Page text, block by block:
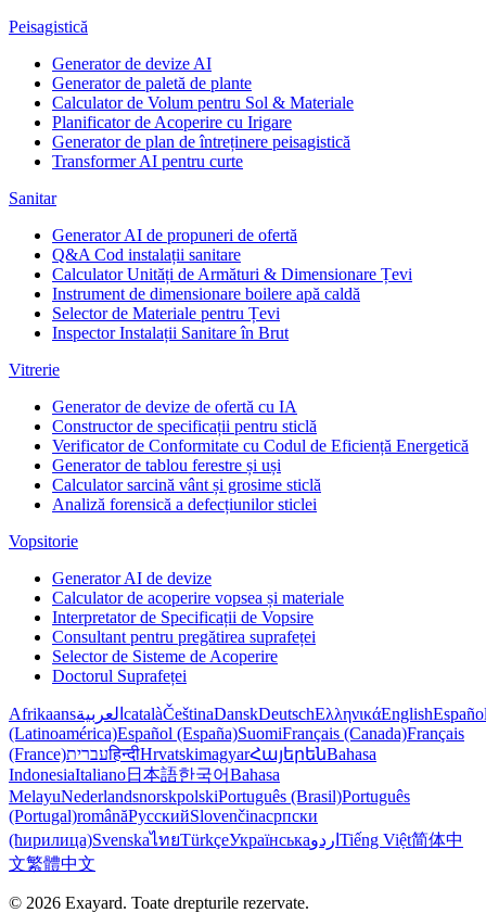
Peisagistică
Generator de devize AI
Generator de paletă de plante
Calculator de Volum pentru Sol & Materiale
Planificator de Acoperire cu Irigare
Generator de plan de întreținere peisagistică
Transformer AI pentru curte
Sanitar
Generator AI de propuneri de ofertă
Q&A Cod instalații sanitare
Calculator Unități de Armături & Dimensionare Țevi
Instrument de dimensionare boilere apă caldă
Selector de Materiale pentru Țevi
Inspector Instalații Sanitare în Brut
Vitrerie
Generator de devize de ofertă cu IA
Constructor de specificații pentru sticlă
Verificator de Conformitate cu Codul de Eficiență Energetică
Generator de tablou ferestre și uși
Calculator sarcină vânt și grosime sticlă
Analiză forensică a defecțiunilor sticlei
Vopsitorie
Generator AI de devize
Calculator de acoperire vopsea și materiale
Interpretator de Specificații de Vopsire
Consultant pentru pregătirea suprafeței
Selector de Sisteme de Acoperire
Doctorul Suprafeței
Afrikaansالعربية catalàČeštinaDanskDeutschΕλληνικάEnglish
(Latinoamérica)Español (España)SuomiFrançais (Canada)Français
(France)עבריתहिन्दीHrvatskimagyarՀայերենBahasa
IndonesiaItaliano日本語한국어Bahasa
MelayuNederlandsnorskpolskiPortuguês (Brasil)Português
(Portugal)românăРусскийSlovenčinaсрпски
(ћирилица)SvenskaไทยTürkçeУкраїнськаاردو Tiếng Việt简体中
文繁體中文
© 2026 Exayard. Toate drepturile rezervate.